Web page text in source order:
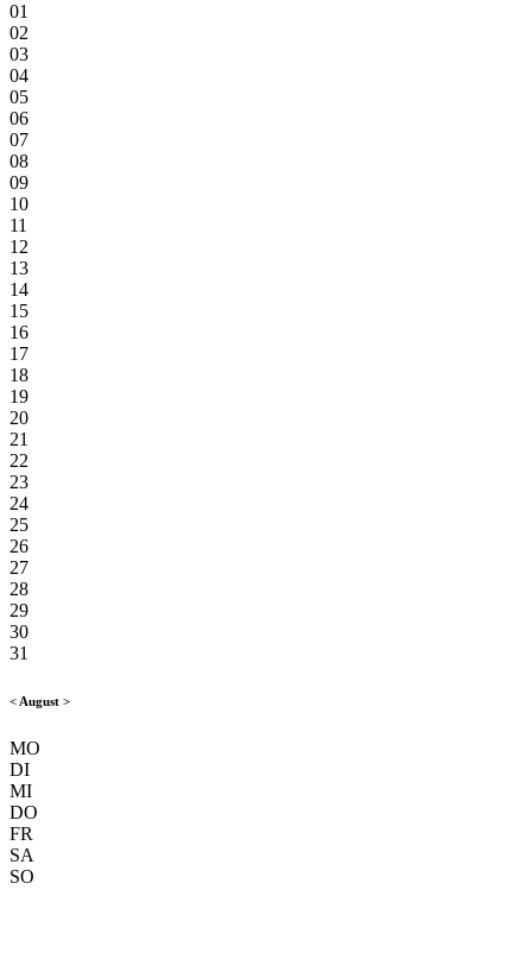
01
02
03
04
05
06
07
08
09
10
11
12
13
14
15
16
17
18
19
20
21
22
23
24
25
26
27
28
29
30
31
< August >
MO
DI
MI
DO
FR
SA
SO